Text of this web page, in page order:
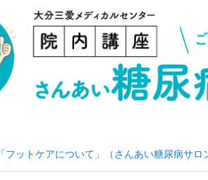
「フットケアについて」（さんあい糖尿病サロ